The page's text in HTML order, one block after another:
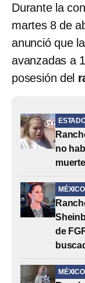
Durante la
martes 8 de
anunció que
avanzadas a
posesión del
no
muerte
MÉXICO
de
MÉXICO